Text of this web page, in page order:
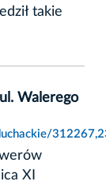
takie
Walerego
XI